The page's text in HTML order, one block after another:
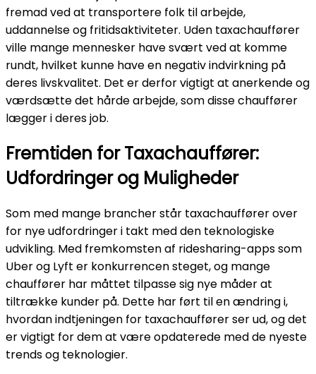
fremad ved at transportere folk til arbejde,
uddannelse og fritidsaktiviteter. Uden taxachauffører
ville mange mennesker have svært ved at komme
rundt, hvilket kunne have en negativ indvirkning på
deres livskvalitet. Det er derfor vigtigt at anerkende og
værdsætte det hårde arbejde, som disse chauffører
lægger i deres job.
Fremtiden for Taxachauffører:
Udfordringer og Muligheder
Som med mange brancher står taxachauffører over
for nye udfordringer i takt med den teknologiske
udvikling. Med fremkomsten af ridesharing-apps som
Uber og Lyft er konkurrencen steget, og mange
chauffører har måttet tilpasse sig nye måder at
tiltrække kunder på. Dette har ført til en ændring i,
hvordan indtjeningen for taxachauffører ser ud, og det
er vigtigt for dem at være opdaterede med de nyeste
trends og teknologier.